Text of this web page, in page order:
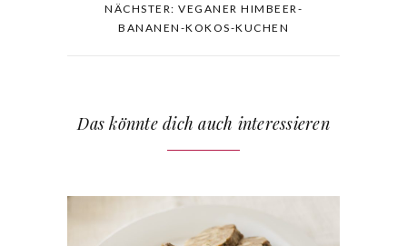
NÄCHSTER: VEGANER HIMBEER-
BANANEN-KOKOS-KUCHEN
Das könnte dich auch interessieren